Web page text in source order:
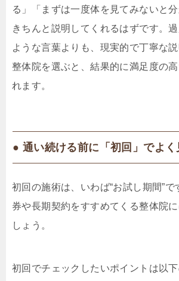
る」「まずは一度体を見てみないと分
きちんと説明してくれるはずです。
ような言葉よりも、現実的で丁寧な
整体院を選ぶと、結果的に満足度の
れます。
● 通い続ける前に「初回」でよく
初回の施術は、いわば“お試し期間”
券や長期契約をすすめてくる整体院
しょう。
初回でチェックしたいポイントは以